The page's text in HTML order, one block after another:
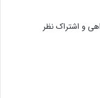
و اشتراک نظر